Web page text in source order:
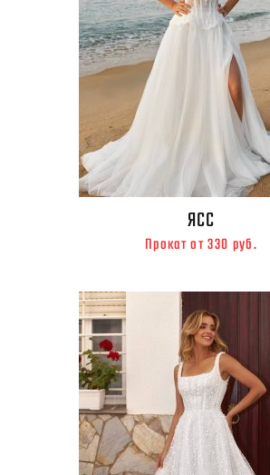
ЯСС
Прокат от 330 руб.